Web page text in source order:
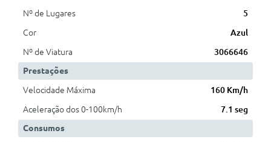
Nº de Lugares
5
Cor
Azul
Nº de Viatura
3066646
Prestações
Velocidade Máxima
160 Km/h
Aceleração dos 0-100km/h
7.1 seg
Consumos